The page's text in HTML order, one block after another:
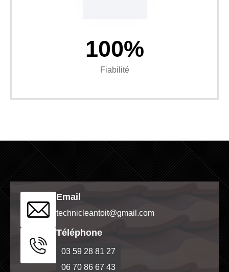
100%
Fiabilité
Email
technicleantoit@gmail.com
Téléphone
03 59 28 81 27
06 70 86 67 43